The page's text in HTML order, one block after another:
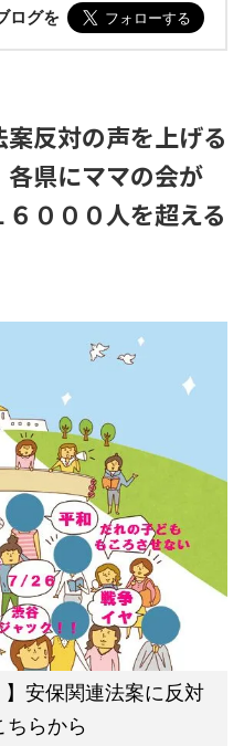
ログを
案反対の声を上げる
県にママの会が
０００人を超える
】安保関連法案に反対
らから